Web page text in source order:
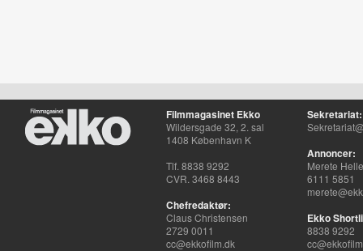
Filmmagasinet Ekko
Wildersgade 32, 2. sal
1408 København K
Tlf. 8838 9292
CVR. 3468 8443
Chefredaktør:
Claus Christensen
2729 0011
cc@ekkofilm.dk
Sekretariat:
Annoncer:
Merete
6111 5851
Ekko
8838 9292